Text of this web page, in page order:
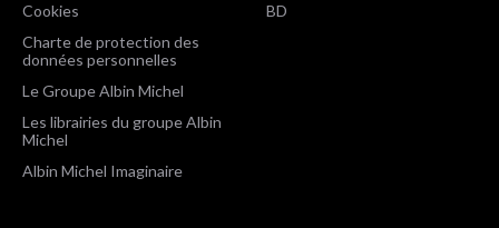
Cookies
Charte de protection des
données personnelles
Le Groupe Albin Michel
Les librairies du groupe Albin
Michel
Albin Michel Imaginaire
BD